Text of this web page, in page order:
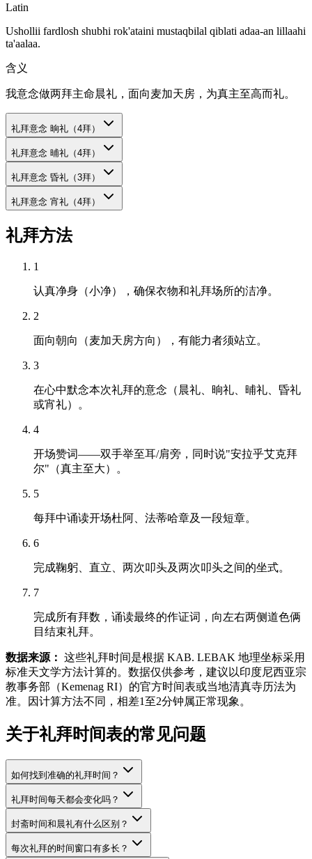
Latin
Ushollii fardlosh shubhi rok'ataini mustaqbilal qiblati adaa-an lillaahi
ta'aalaa.
含义
我意念做两拜主命晨礼，面向麦加天房，为真主至高而礼。
礼拜意念 晌礼（4拜）
礼拜意念 晡礼（4拜）
礼拜意念 昏礼（3拜）
礼拜意念 宵礼（4拜）
礼拜方法
1
认真净身（小净），确保衣物和礼拜场所的洁净。
2
面向朝向（麦加天房方向），有能力者须站立。
3
在心中默念本次礼拜的意念（晨礼、晌礼、晡礼、昏礼
或宵礼）。
4
开场赞词——双手举至耳/肩旁，同时说"安拉乎艾克拜
尔"（真主至大）。
5
每拜中诵读开场杜阿、法蒂哈章及一段短章。
6
完成鞠躬、直立、两次叩头及两次叩头之间的坐式。
7
完成所有拜数，诵读最终的作证词，向左右两侧道色俩
目结束礼拜。
数据来源： 这些礼拜时间是根据 KAB. LEBAK 地理坐标采用
标准天文学方法计算的。数据仅供参考，建议以印度尼西亚宗
教事务部（Kemenag RI）的官方时间表或当地清真寺历法为
准。因计算方法不同，相差1至2分钟属正常现象。
关于礼拜时间表的常见问题
如何找到准确的礼拜时间？
礼拜时间每天都会变化吗？
封斋时间和晨礼有什么区别？
每次礼拜的时间窗口有多长？